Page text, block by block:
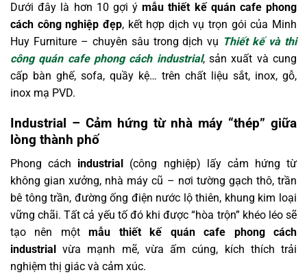
Dưới đây là hơn 10 gợi ýmẫu thiết kế quán cafe phong
cách công nghiệp đẹp, kết hợp dịch vụ trọn gói của Minh
Huy Furniture – chuyên sâu trong dịch vụ Thiết kế và thi
công quán cafe phong cách industrial, sản xuất và cung
cấp bàn ghế, sofa, quầy kệ… trên chất liệu sắt, inox, gỗ,
inox mạ PVD.
Industrial – Cảm hứng từ nhà máy “thép” giữa
lòng thành phố
Phong cách industrial (công nghiệp) lấy cảm hứng từ
không gian xưởng, nhà máy cũ – nơi tường gạch thô, trần
bê tông trần, đường ống điện nước lộ thiên, khung kim loại
vững chãi. Tất cả yếu tố đó khi được “hòa trộn” khéo léo sẽ
tạo nên mộtmẫu thiết kế quán cafe phong cách
industrial vừa mạnh mẽ, vừa ấm cúng, kích thích trải
nghiệm thị giác và cảm xúc.